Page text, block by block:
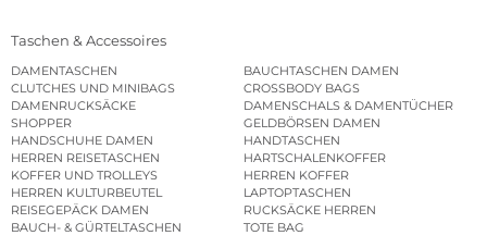
Taschen & Accessoires
DAMENTASCHEN
BAUCHTASCHEN DAMEN
CLUTCHES UND MINIBAGS
CROSSBODY BAGS
DAMENRUCKSÄCKE
DAMENSCHALS & DAMENTÜCHER
SHOPPER
GELDBÖRSEN DAMEN
HANDSCHUHE DAMEN
HANDTASCHEN
HERREN REISETASCHEN
HARTSCHALENKOFFER
KOFFER UND TROLLEYS
HERREN KOFFER
HERREN KULTURBEUTEL
LAPTOPTASCHEN
REISEGEPÄCK DAMEN
RUCKSÄCKE HERREN
BAUCH- & GÜRTELTASCHEN
TOTE BAG